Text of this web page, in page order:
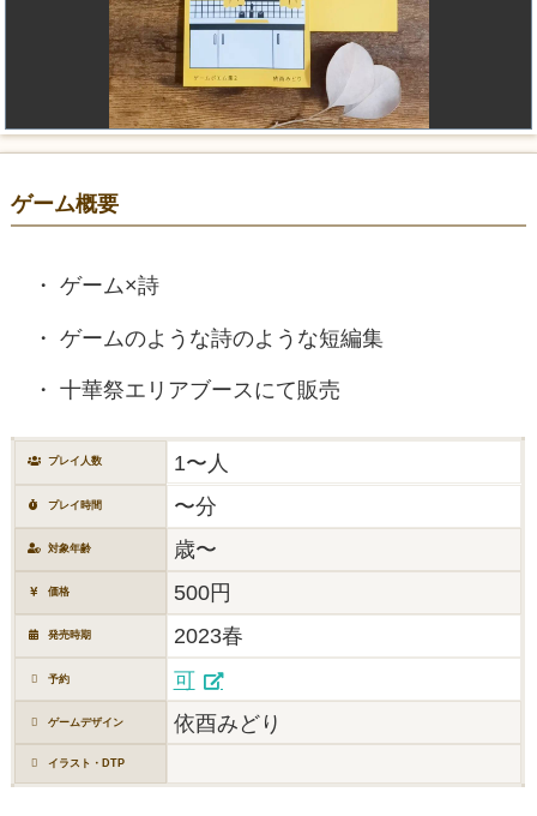
ゲーム概要
ゲーム×詩
ゲームのような詩のような短編集
十華祭エリアブースにて販売
プレイ人数 1〜人
プレイ時間 〜分
対象年齢 歳〜
価格 500円
発売時期 2023春
予約 可
ゲームデザイン 依酉みどり
イラスト・DTP